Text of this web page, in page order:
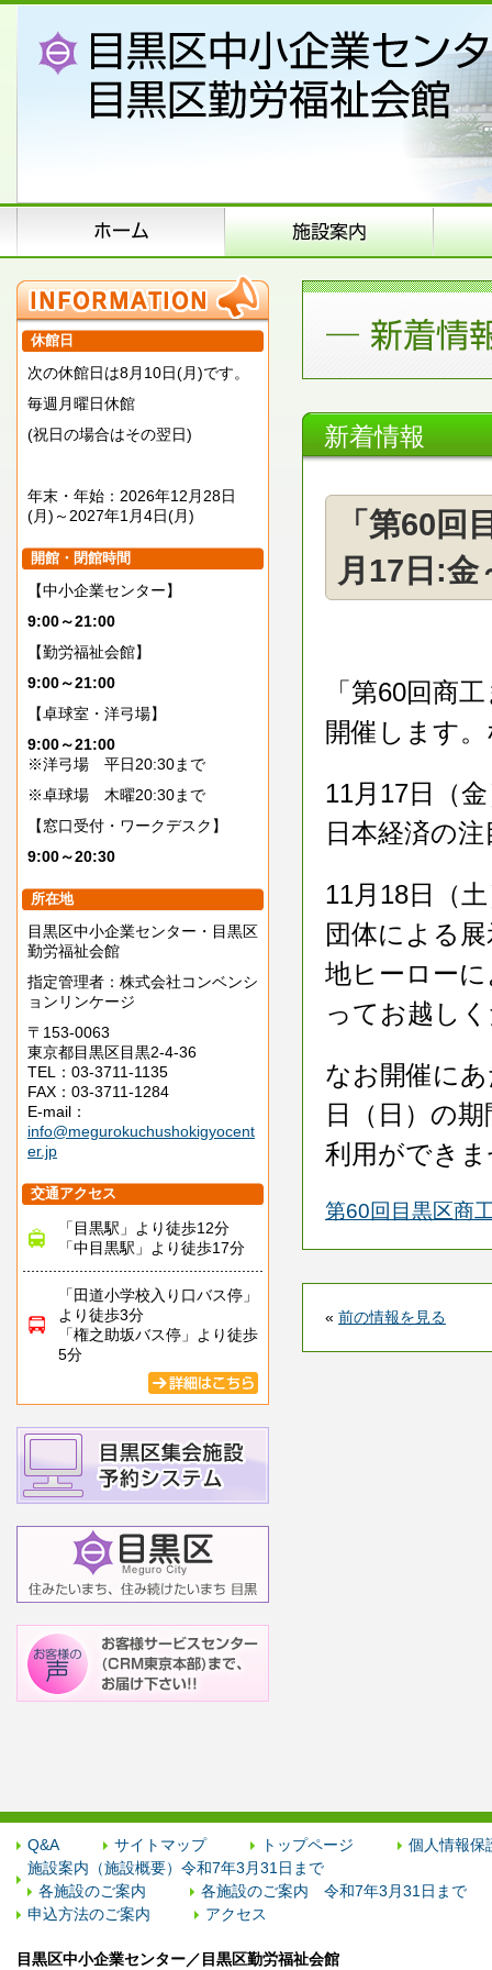
休館日
次の休館日は8月10日(月)です。
毎週月曜日休館
(祝日の場合はその翌日)
年末・年始：2026年12月28日
(月)～2027年1月4日(月)
開館・閉館時間
【中小企業センター】
9:00～21:00
【勤労福祉会館】
9:00～21:00
【卓球室・洋弓場】
9:00～21:00
※洋弓場 平日20:30まで
※卓球場 木曜20:30まで
【窓口受付・ワークデスク】
9:00～20:30
所在地
目黒区中小企業センター・目黒区
勤労福祉会館
指定管理者：株式会社コンベンシ
ョンリンケージ
〒153-0063
東京都目黒区目黒2-4-36
TEL：03-3711-1135
FAX：03-3711-1284
E-mail：
info@megurokuchushokigyocent
er.jp
交通アクセス
「目黒駅」より徒歩12分
「中目黒駅」より徒歩17分
「田道小学校入り口バス停」
より徒歩3分
「権之助坂バス停」より徒歩
5分
新着情報
「第60
月17日:金
「第60回商
開催します
11月17日（
日本経済の
11月18日（
団体による
地ヒーロー
ってお越し
なお開催に
日（日）の
利用ができ
第60回目黒区商
« 前の情報を見る
Q&A サイトマップ トップページ
個人情報保
施設案内（施設概要）令和7年3月31日まで
各施設のご案内
各施設のご案内 令和7年3月31日まで
申込方法のご案内
アクセス
目黒区中小企業センター／目黒区勤労福祉会館